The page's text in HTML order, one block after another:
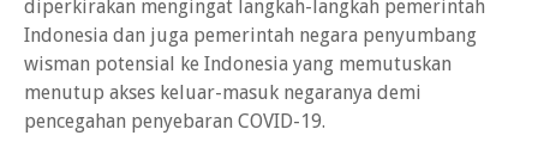
diperkirakan mengingat langkah-langkah pemerintah
Indonesia dan juga pemerintah negara penyumbang
wisman potensial ke Indonesia yang memutuskan
menutup akses keluar-masuk negaranya demi
pencegahan penyebaran COVID-19.